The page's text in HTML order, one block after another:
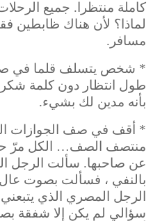
كاملة منتظرا. جميع
مسافر.
* شخص يتسلف قلما في صف
طول انتظار دون كلمة
بأنه مدين لك بشيء.
* أقف في صف الجوازات
منتصف الصف… الكل مرّ
عن صاحبها. سألت الرجل
بالنفي ، فسألت بصوت
الرجل المصري الذي
سؤالي لم يكن إلا شفقة